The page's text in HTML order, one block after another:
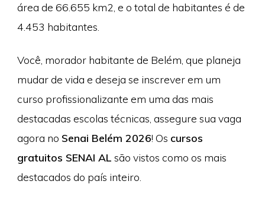
área de 66.655 km2, e o total de habitantes é de
4.453 habitantes.
Você, morador habitante de Belém, que planeja
mudar de vida e deseja se inscrever em um
curso profissionalizante em uma das mais
destacadas escolas técnicas, assegure sua vaga
agora no Senai Belém 2026! Os cursos
gratuitos SENAI AL são vistos como os mais
destacados do país inteiro.